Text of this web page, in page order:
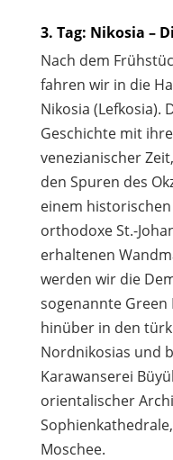
3. Tag: Nikosia –
Nach dem
fahren wir in die
Nikosia (Lefkosia).
Geschichte mit
venezianischer
den Spuren des
einem
orthodoxe St.-
erhaltenen
werden wir die
sogenannte Green
hinüber in den
Nordnikosias und
Karawanserei
orientalischer
Moschee.